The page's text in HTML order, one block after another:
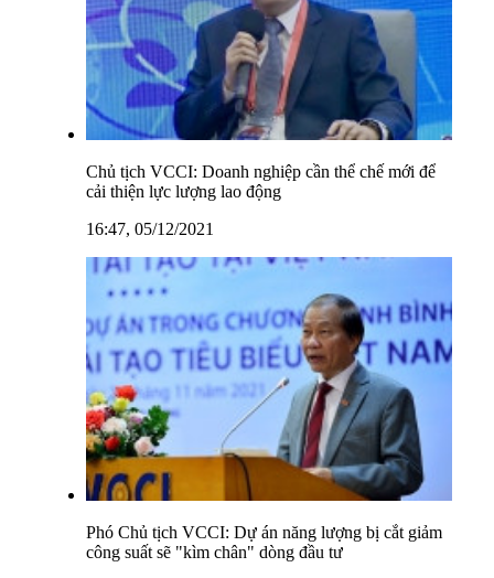
Chủ tịch VCCI: Doanh nghiệp cần thể chế mới để
cải thiện lực lượng lao động
16:47, 05/12/2021
Phó Chủ tịch VCCI: Dự án năng lượng bị cắt giảm
công suất sẽ "kìm chân" dòng đầu tư